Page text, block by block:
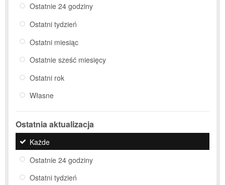
Ostatnie 24 godziny
Ostatni tydzień
Ostatni miesiąc
Ostatnie sześć miesięcy
Ostatni rok
Własne
Ostatnia aktualizacja
Każde
Ostatnie 24 godziny
Ostatni tydzień